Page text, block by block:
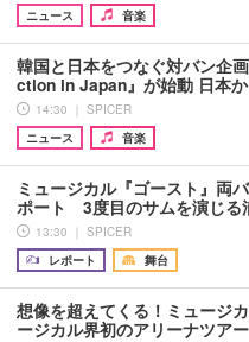
ニュース
音楽
韓国と日本をつなぐ対バン企
ction in Japan』が始動 日本
14:30 ｜ SPICER
ニュース
音楽
ミュージカル『ゴースト』両
ポート 3度目のサムを演じる
13:30 ｜ SPICER
レポート
舞台
想像を超えてくる！ミュージ
ージカル界初のアリーナツア